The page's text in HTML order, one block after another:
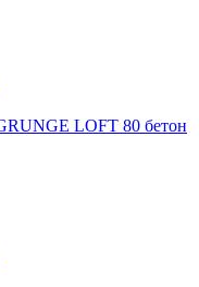
LOFT 80 бетон